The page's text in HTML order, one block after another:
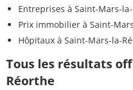
Entreprises à Saint-Mars-
Prix immobilier à Saint-
Hôpitaux à Saint-Mars-la-
Tous les résultats
Réorthe